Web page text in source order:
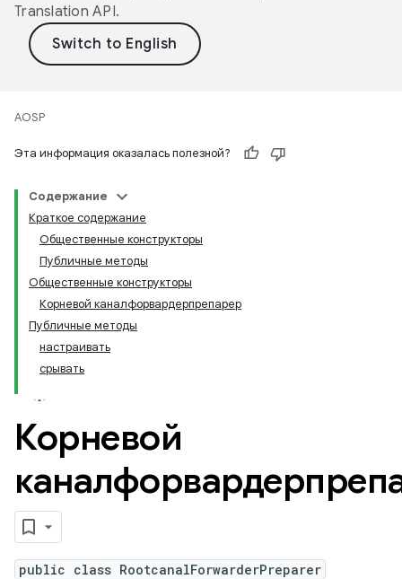
Translation API.
AOSP
Эта информация оказалась полезной?
Содержание
Краткое содержание
Общественные конструкторы
Публичные методы
Общественные конструкторы
Корневой каналфорвардерпрепарер
Публичные методы
настраивать
срывать
Корневой
public class RootcanalForwarderPreparer